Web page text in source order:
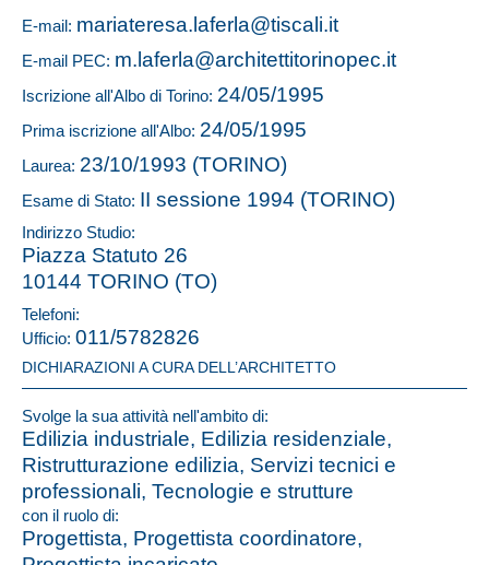
E-mail: mariateresa.laferla@tiscali.it
E-mail PEC: m.laferla@architettitorinopec.it
Iscrizione all'Albo di Torino: 24/05/1995
Prima iscrizione all'Albo: 24/05/1995
Laurea: 23/10/1993 (TORINO)
Esame di Stato: II sessione 1994 (TORINO)
Indirizzo Studio:
Piazza Statuto 26
10144 TORINO (TO)
Telefoni:
Ufficio: 011/5782826
DICHIARAZIONI A CURA DELL’ARCHITETTO
Svolge la sua attività nell'ambito di:
Edilizia industriale, Edilizia residenziale,
Ristrutturazione edilizia, Servizi tecnici e
professionali, Tecnologie e strutture
con il ruolo di:
Progettista, Progettista coordinatore,